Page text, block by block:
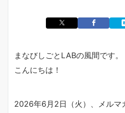
まなびしごとLABの風間です。
こんにちは！
2026年6月2日（火）、メルマ